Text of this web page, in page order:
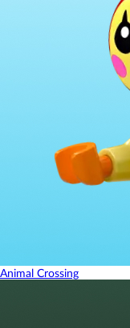
Animal Crossing